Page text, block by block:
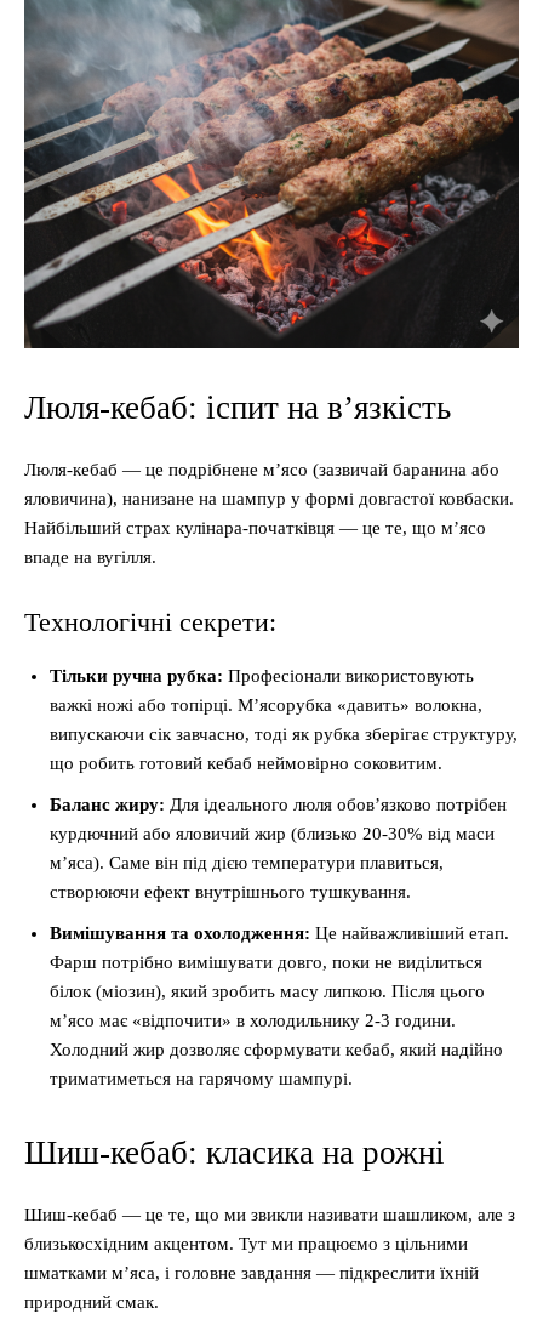
Люля-кебаб: іспит на в’язкість
Люля-кебаб — це подрібнене м’ясо (зазвичай баранина або
яловичина), нанизане на шампур у формі довгастої ковбаски.
Найбільший страх кулінара-початківця — це те, що м’ясо
впаде на вугілля.
Технологічні секрети:
Тільки ручна рубка: Професіонали використовують
важкі ножі або топірці. М’ясорубка «давить» волокна,
випускаючи сік завчасно, тоді як рубка зберігає структуру,
що робить готовий кебаб неймовірно соковитим.
Баланс жиру: Для ідеального люля обов’язково потрібен
курдючний або яловичий жир (близько 20-30% від маси
м’яса). Саме він під дією температури плавиться,
створюючи ефект внутрішнього тушкування.
Вимішування та охолодження: Це найважливіший етап.
Фарш потрібно вимішувати довго, поки не виділиться
білок (міозин), який зробить масу липкою. Після цього
м’ясо має «відпочити» в холодильнику 2-3 години.
Холодний жир дозволяє сформувати кебаб, який надійно
триматиметься на гарячому шампурі.
Шиш-кебаб: класика на рожні
Шиш-кебаб — це те, що ми звикли називати шашликом, але з
близькосхідним акцентом. Тут ми працюємо з цільними
шматками м’яса, і головне завдання — підкреслити їхній
природний смак.